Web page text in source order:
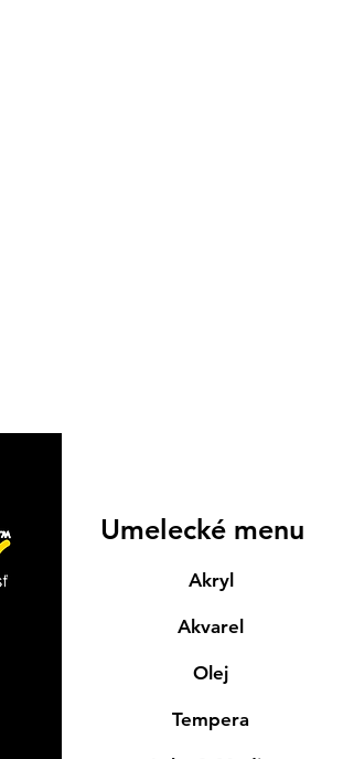
Umelecké menu
Akryl
Akvarel
Olej
Tempera